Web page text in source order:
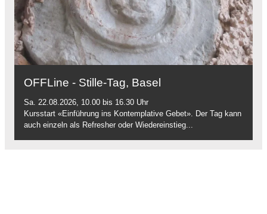
OFFLine - Stille-Tag, Basel
Sa. 22.08.2026, 10.00 bis 16.30 Uhr
Kursstart «Einführung ins Kontemplative Gebet». Der Tag kann
auch einzeln als Refresher oder Wiedereinstieg...